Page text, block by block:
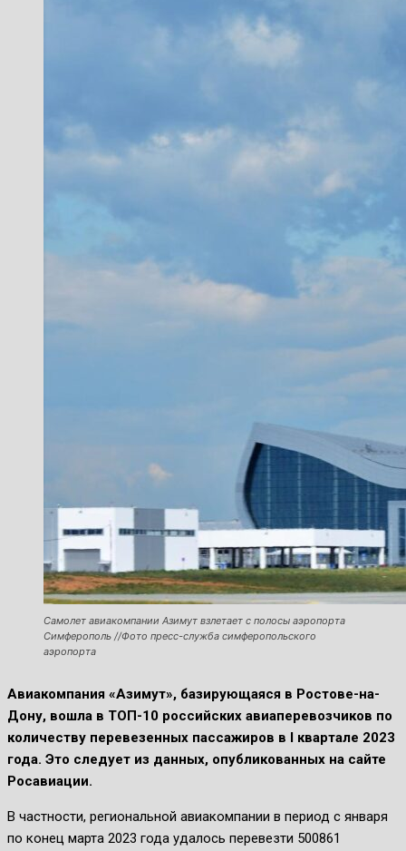
Самолет авиакомпании Азимут взлетает с полосы аэропорта
Симферополь //Фото пресс-служба симферопольского
аэропорта
Авиакомпания «Азимут», базирующаяся в Ростове-на-
Дону, вошла в ТОП-10 российских авиаперевозчиков по
количеству перевезенных пассажиров в I квартале 2023
года. Это следует из данных, опубликованных на сайте
Росавиации.
В частности, региональной авиакомпании в период с января
по конец марта 2023 года удалось перевезти 500861